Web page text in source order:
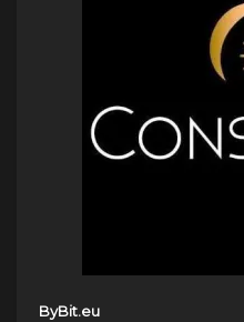
ByBit.eu